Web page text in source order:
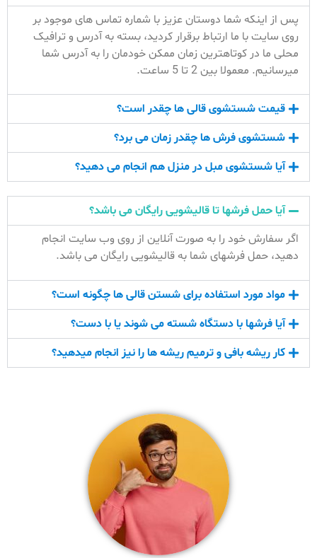
پس از اینکه شما دوستان عزیز با شماره تماس های موجود بر
روی سایت با ما ارتباط برقرار کردید، بسته به آدرس و ترافیک
محلی ما در کوتاهترین زمان ممکن خودمان را به آدرس شما
میرسانیم. معمولا بین 2 تا 5 ساعت.
قیمت شستشوی قالی ها چقدر است؟
شستشوی فرش ها چقدر زمان می برد؟
آیا شستشوی مبل در منزل هم انجام می دهید؟
آیا حمل فرشها تا قالیشویی رایگان می باشد؟
اگر سفارش خود را به صورت آنلاین از روی وب سایت انجام
دهید، حمل فرشهای شما به قالیشویی رایگان می باشد.
مواد مورد استفاده برای شستن قالی ها چگونه است؟
آیا فرشها با دستگاه شسته می شوند یا با دست؟
کار ریشه بافی و ترمیم ریشه ها را نیز انجام میدهید؟